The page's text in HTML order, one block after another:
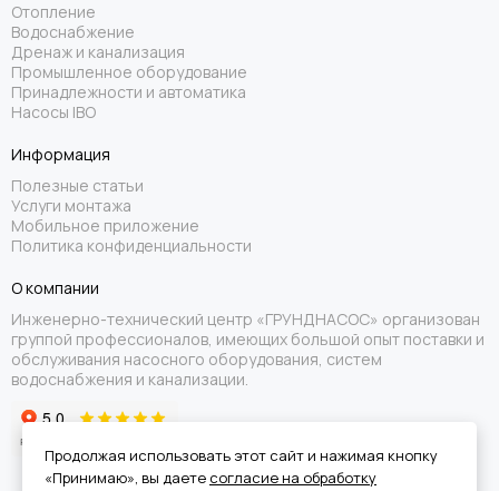
Отопление
Водоснабжение
Дренаж и канализация
Промышленное оборудование
Принадлежности и автоматика
Насосы IBO
Информация
Полезные статьи
Услуги монтажа
Мобильное приложение
Политика конфиденциальности
О компании
Инженерно-технический центр «ГРУНДНАСОС» организован
группой профессионалов, имеющих большой опыт поставки и
обслуживания насосного оборудования, систем
водоснабжения и канализации.
Продолжая использовать этот сайт и нажимая кнопку
«Принимаю», вы даете согласие на обработку